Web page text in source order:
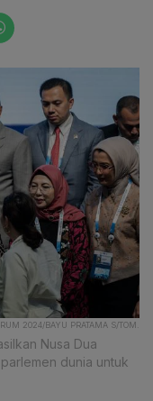
2024/BAYU PRATAMA S/TOM.
Nusa Dua
dunia untuk